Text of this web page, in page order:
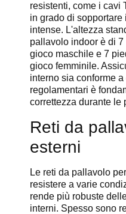
resistenti, come i cavi
in grado di
intense. L'altezza
pallavolo indoor è di 7
gioco maschile e 7
gioco femminile.
interno sia conforme
regolamentari è
correttezza durante le
Reti da
esterni
Le reti da pallavolo
resistere a varie
rende più robuste
interni. Spesso sono